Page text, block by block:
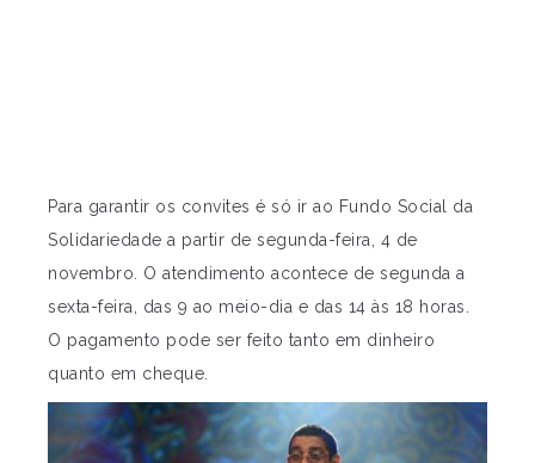
Para garantir os convites é só ir ao Fundo Social da
Solidariedade a partir de segunda-feira, 4 de
novembro. O atendimento acontece de segunda a
sexta-feira, das 9 ao meio-dia e das 14 às 18 horas.
O pagamento pode ser feito tanto em dinheiro
quanto em cheque.